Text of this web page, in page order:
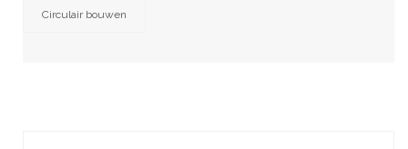
Circulair bouwen